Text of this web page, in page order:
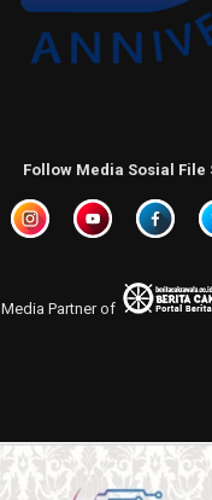
Follow Media Sosial File
Media Partner of